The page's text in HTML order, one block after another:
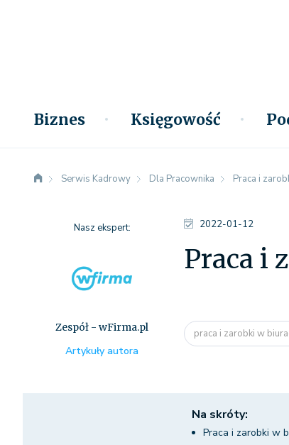
Biznes Księgowość
Serwis Kadrowy Dla Pracownika Praca i
2022-01-12
Praca i
praca i zarobki w
Nasz ekspert:
Zespół - wFirma.pl
Artykuły autora
Na skróty:
Praca i zarobki w